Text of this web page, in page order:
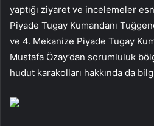
yaptığı ziyaret ve incelemeler
Piyade Tugay Kumandanı
ve 4. Mekanize Piyade Tugay
Mustafa Özay’dan sorumluluk
hudut karakolları hakkında da